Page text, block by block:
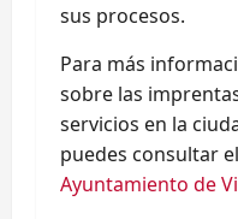
sus procesos.
Para más
sobre las
servicios en la
puedes consultar el
Ayuntamiento de